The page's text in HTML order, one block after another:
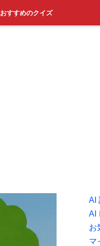
おすすめのクイズ
AI
AI
お
マ